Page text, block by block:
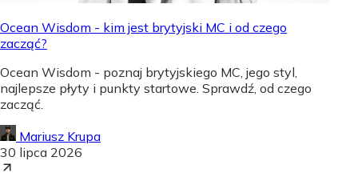
Ocean Wisdom - kim jest brytyjski MC i od czego
zacząć?
Ocean Wisdom - poznaj brytyjskiego MC, jego styl,
najlepsze płyty i punkty startowe. Sprawdź, od czego
zacząć.
Mariusz Krupa
30 lipca 2026